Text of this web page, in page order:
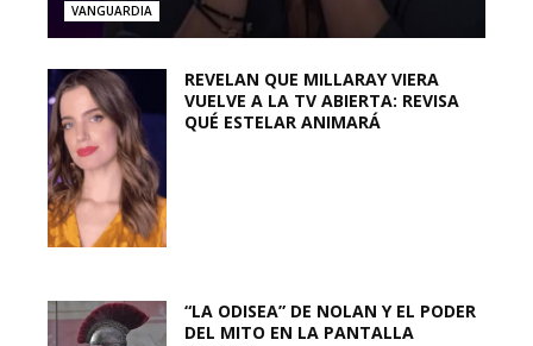
VANGUARDIA
REVELAN QUE MILLARAY VIERA
VUELVE A LA TV ABIERTA: REVISA
QUÉ ESTELAR ANIMARÁ
“LA ODISEA” DE NOLAN Y EL PODER
DEL MITO EN LA PANTALLA